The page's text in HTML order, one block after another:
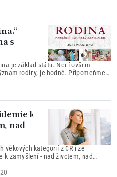
jsme se Daniela jak se daří hudbě
s
je základ státu. Není ovšem
rodiny, je hodně. Připomeňme
že je základním stavebním
k
nad
věkových kategorií z ČR i ze
k zamyšlení - nad životem, nad